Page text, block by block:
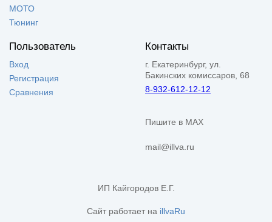
МОТО
Тюнинг
Пользователь
Вход
Регистрация
Сравнения
Контакты
г. Екатеринбург, ул.
Бакинских комиссаров, 68
8-932-612-12-12
Пишите в MAX
mail@illva.ru
ИП Кайгородов Е.Г.
Сайт работает на illvaRu